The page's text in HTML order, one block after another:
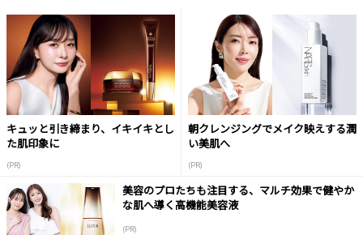
キュッと引き締まり、イキイキとし
た肌印象に
(PR)
朝クレンジングでメイク映えする潤
い美肌へ
(PR)
美容のプロたちも注目する、マルチ効果で健やか
な肌へ導く高機能美容液
(PR)